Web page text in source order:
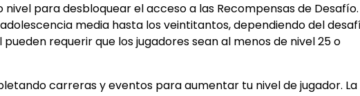
para desbloquear el acceso a las Recompensas de Desafío.
media hasta los veintitantos, dependiendo del
requerir que los jugadores sean al menos de nivel 25 o
carreras y eventos para aumentar tu nivel de jugador. La